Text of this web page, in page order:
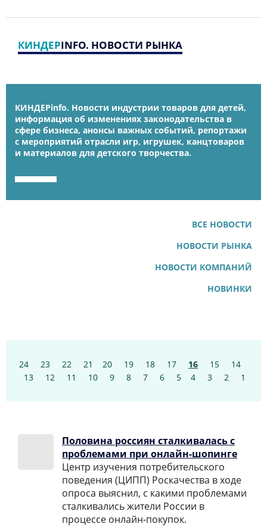
КИНДЕРINFO. НОВОСТИ РЫНКА
КИНДЕРinfo. Новости индустрии товаров для детей,
информация об изменениях законодательства в
сфере бизнеса, анонсы важных событий, репортажи
с мероприятий отрасли игр, игрушек, канцтоваров
и материалов для детского творчества.
ВСЕ НОВОСТИ
НОВОСТИ РЫНКА
НОВОСТИ КОМПАНИЙ
НОВИНКИ
24 23 22 21 20 19 18 17 16 15
14
13 12 11 10 9 8 7 6 5 4 3 2 1
Половина россиян сталкивалась с
проблемами при онлайн-шопинге
Центр изучения потребительского
поведения (ЦИПП) Роскачества в ходе
опроса выяснил, с какими проблемами
сталкивались жители России в
процессе онлайн-покупок.